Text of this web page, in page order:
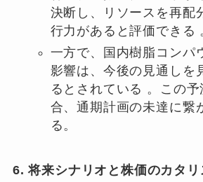
決断し、リソースを再配
行力があると評価できる
一方で、国内樹脂コンパ
影響は、今後の見通しを
るとされている 。この
合、通期計画の未達に繋
る。
6. 将来シナリオと株価のカタリ